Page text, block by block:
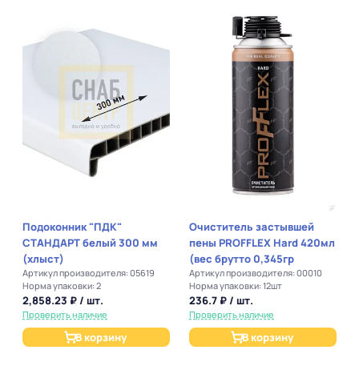
Подоконник "ПДК"
СТАНДАРТ белый 300 мм
(хлыст)
Артикул производителя: 05619
Норма упаковки: 2
2,858.23 ₽ / шт.
Проверить наличие
В корзину
Очиститель застывшей
пены PROFFLEX Hard 420мл
(вес брутто 0,345гр
Артикул производителя: 00010
Норма упаковки: 12шт
236.7 ₽ / шт.
Проверить наличие
В корзину